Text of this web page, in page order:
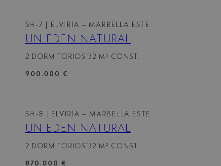
SH-7 | ELVIRIA – MARBELLA ESTE
UN EDÉN NATURAL
2 DORMITORIOS 132 M² CONST.
900.000 €
SH-8 | ELVIRIA – MARBELLA ESTE
UN EDÉN NATURAL
2 DORMITORIOS 132 M² CONST.
870.000 €